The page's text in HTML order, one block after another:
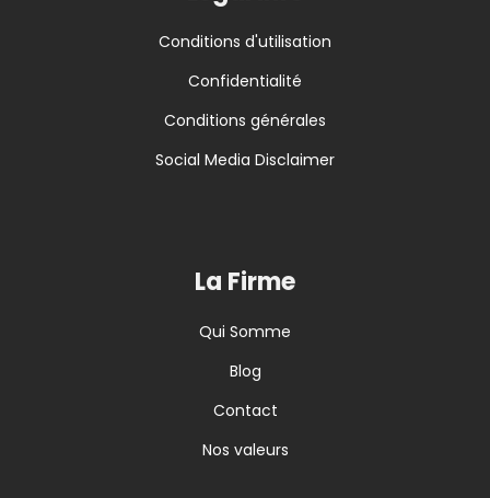
Conditions d'utilisation
Confidentialité
Conditions générales
Social Media Disclaimer
La Firme
Qui Somme
Blog
Contact
Nos valeurs